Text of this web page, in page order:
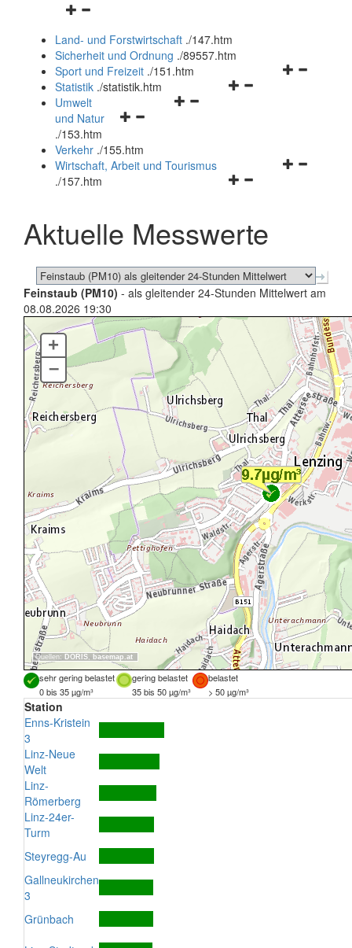
Navigationsmenü
und
schließen
Land- und Forstwirtschaft ./147.htm
Sicherheit und Ordnung ./89557.htm
Navigationsmenü
Sport und Freizeit ./151.htm
Navigationsmenü
Statistik ./statistik.htm
Navigationsmenü
und
schließen
Umwelt
und Natur
./153.htm
Verkehr ./155.htm
Navigationsmenü
schließen
Wirtschaft, Arbeit und Tourismus
./157.htm
Aktuelle Messwerte
Feinstaub (PM10) - als gleitender 24-Stunden Mittelwert am
08.08.2026 19:30
Quellen: DORIS, basemap.at
+
–
sehr gering belastet gering belastet
belastet
0 bis 35 µg/m³
35 bis 50 µg/m³ > 50 µg/m³
Station
Enns-Kristein
3
Linz-Neue
Welt
Linz-
Römerberg
Linz-24er-
Turm
Steyregg-Au
Gallneukirchen
3
Grünbach